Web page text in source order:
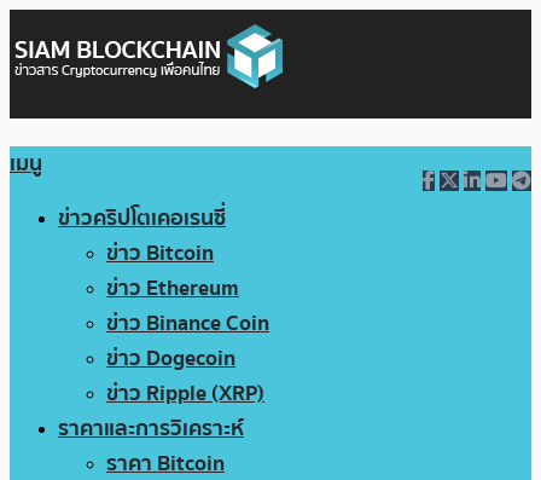
เมนู
ข่าวคริปโตเคอเรนซี่
ข่าว Bitcoin
ข่าว Ethereum
ข่าว Binance Coin
ข่าว Dogecoin
ข่าว Ripple (XRP)
ราคาและการวิเคราะห์
ราคา Bitcoin